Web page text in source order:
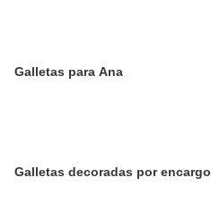
Galletas para Ana
Galletas decoradas por encargo